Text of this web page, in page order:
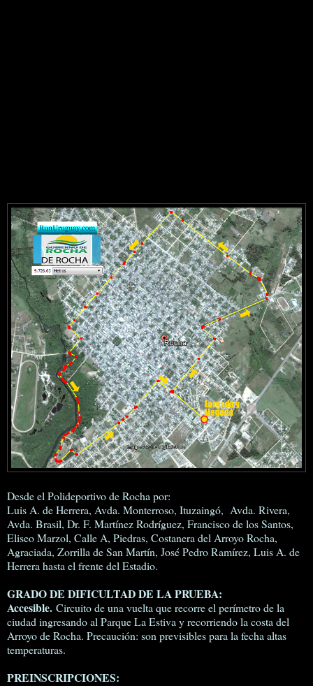
Desde el Polideportivo de Rocha por:
Luis A. de Herrera, Avda. Monterroso, Ituzaingó, Avda. Rivera,
Avda. Brasil, Dr. F. Martínez Rodríguez, Francisco de los Santos,
Eliseo Marzol, Calle A, Piedras, Costanera del Arroyo Rocha,
Agraciada, Zorrilla de San Martín, José Pedro Ramírez, Luis A. de
Herrera hasta el frente del Estadio.
GRADO DE DIFICULTAD DE LA PRUEBA:
Accesible. Circuito de una vuelta que recorre el perímetro de la
ciudad ingresando al Parque La Estiva y recorriendo la costa del
Arroyo de Rocha. Precaución: son previsibles para la fecha altas
temperaturas.
PREINSCRIPCIONES: